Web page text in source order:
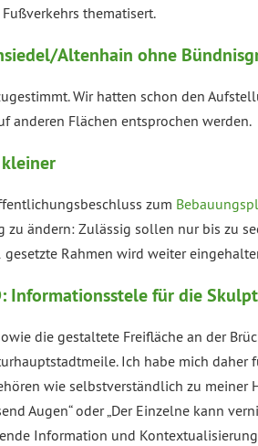
thematisert.
Altenhain ohne
Wir hatten schon den
anderen Flächen entsprochen werden.
zum
ändern: Zulässig sollen nur bis zu
Rahmen wird weiter
Informationsstele für die
die gestaltete Freifläche an der
Ich habe mich
wie selbstverständlich zu
Augen“ oder „Der Einzelne kann
Information und